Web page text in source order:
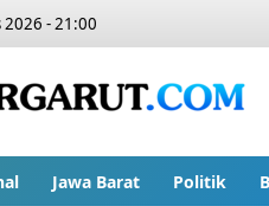
2026 - 21:00
Jawa Barat Politik